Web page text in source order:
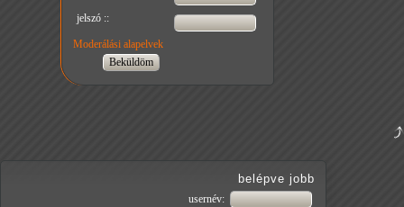
jelszó ::
Moderálási alapelvek
belépve jobb
usernév: